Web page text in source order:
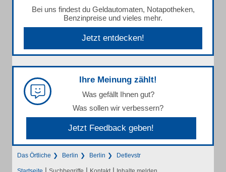
Bei uns findest du Geldautomaten, Notapotheken,
Benzinpreise und vieles mehr.
Jetzt entdecken!
Ihre Meinung zählt!
Was gefällt Ihnen gut?
Was sollen wir verbessern?
Jetzt Feedback geben!
Das Örtliche Berlin Berlin Detlevstr
| | |